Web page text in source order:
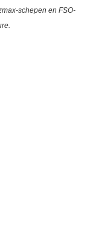
schepen en FSO-